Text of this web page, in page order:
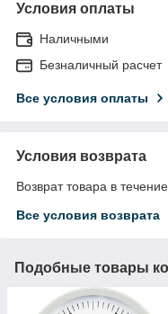
Условия оплаты
Наличными
Безналичный расчет
Все условия оплаты
Условия возврата
Возврат товара в
Все условия возврата
Подобные товары